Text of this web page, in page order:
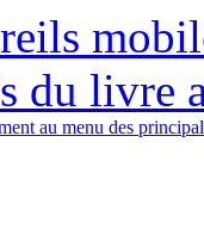
du livre
au menu des